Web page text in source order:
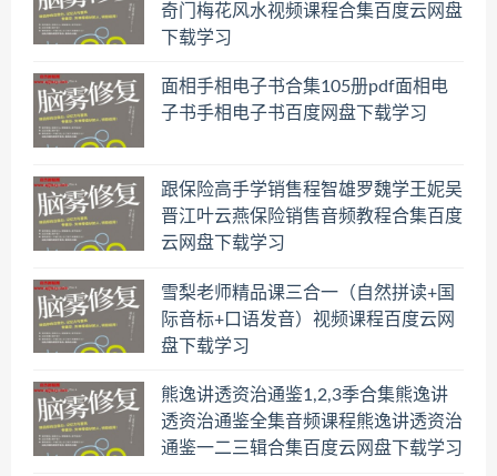
奇门梅花风水视频课程合集百度云网盘
下载学习
面相手相电子书合集105册pdf面相电
子书手相电子书百度网盘下载学习
跟保险高手学销售程智雄罗魏学王妮吴
晋江叶云燕保险销售音频教程合集百度
云网盘下载学习
雪梨老师精品课三合一（自然拼读+国
际音标+口语发音）视频课程百度云网
盘下载学习
熊逸讲透资治通鉴1,2,3季合集熊逸讲
透资治通鉴全集音频课程熊逸讲透资治
通鉴一二三辑合集百度云网盘下载学习